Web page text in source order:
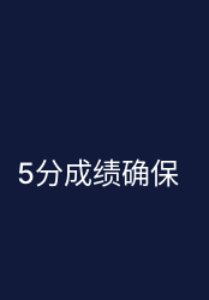
5分成绩确保